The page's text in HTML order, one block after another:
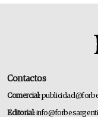
Contactos
Comercial:
Editorial: